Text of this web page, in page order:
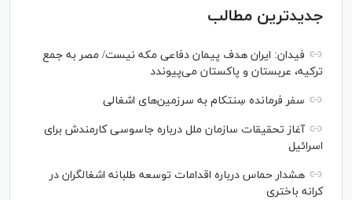
جدیدترین مطالب
فیدان: ایران هدف پیمان دفاعی مکه نیست/ مصر به جمع
ترکیه، عربستان و پاکستان می‌پیوندد
سفر فرمانده سِنتکام به سرزمین‌های اشغالی
آغاز تحقیقات سازمان ملل درباره جاسوسی کارمندش برای
اسرائیل
هشدار حماس درباره اقدامات توسعه طلبانه اشغالگران در
کرانه باختری